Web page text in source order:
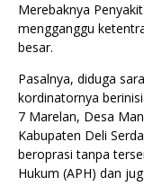
Merebaknya
mengganggu
besar.
Pasalnya, diduga
kordinatornya
7 Marelan, Desa
Kabupaten Deli
beroprasi tanpa
Hukum (APH) dan